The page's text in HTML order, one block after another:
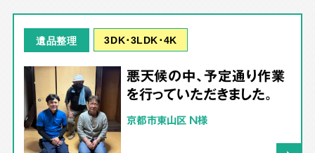
遺品整理 3DK･3LDK･4K
悪天候の中、予定通り作業
を行っていただきました。
京都市東山区 N様